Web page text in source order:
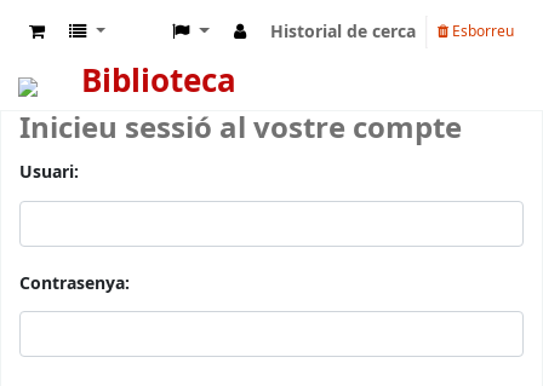
Historial de cerca Esborreu
Biblioteca
Inicieu sessió al vostre compte
Usuari:
Contrasenya: